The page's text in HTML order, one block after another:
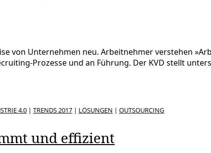
von Unternehmen neu. Arbeitnehmer verstehen
Prozesse und an Führung. Der KVD stellt
4.0 | TRENDS 2017 | LÖSUNGEN | OUTSOURCING
und effizient